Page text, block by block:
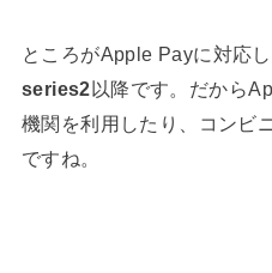
ところがApple Payに対応
series2以降です。だから
機関を利用したり、コンビ
ですね。